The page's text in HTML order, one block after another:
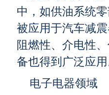
中，如供油系统
被应用于汽车减
阻燃性、介电性
备也得到广泛应
电子电器领域